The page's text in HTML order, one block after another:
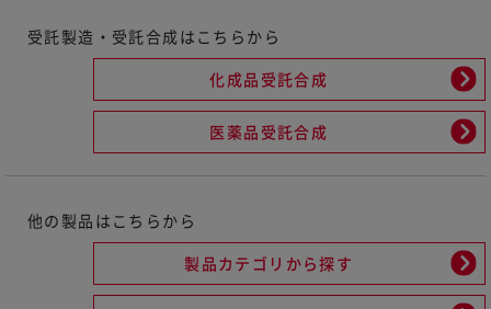
受託製造・受託合成はこちらから
化成品受託合成
医薬品受託合成
他の製品はこちらから
製品カテゴリから探す